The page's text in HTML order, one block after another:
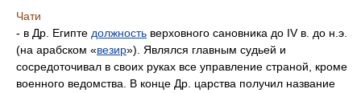
Чати
- в Др. Египте должность верховного сановника до IV в. до н.э.
(на арабском «везир»). Являлся главным судьей и
сосредоточивал в своих руках все управление страной, кроме
военного ведомства. В конце Др. царства получил название